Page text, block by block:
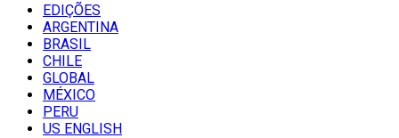
EDIÇÕES
ARGENTINA
BRASIL
CHILE
GLOBAL
MÉXICO
PERU
US ENGLISH